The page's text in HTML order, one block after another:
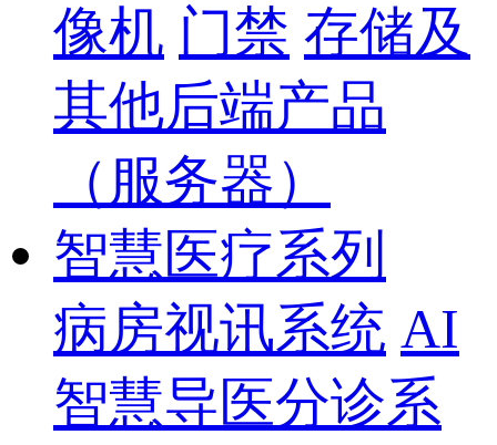
像机 门禁 存储及
其他后端产品
（服务器）
智慧医疗系列
病房视讯系统 AI
智慧导医分诊系